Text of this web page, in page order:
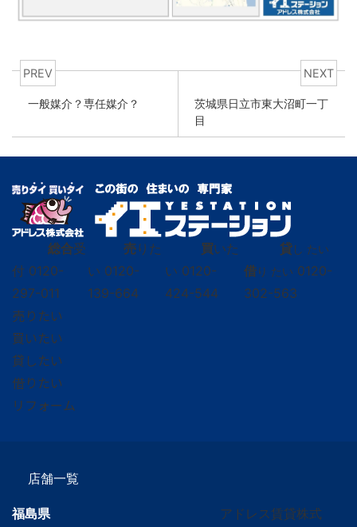
PREV
一般媒介？専任媒介？
NEXT
茨城県日立市東大沼町一丁
目
総合受
付 0120-
297-011
売りた
い 0120-
139-664
買いた
い 0120-
424-544
貸し たい
借り たい 0120-
302-563
売りたい
買いたい
貸したい
借りたい
リフォーム
店舗一覧
福島県
アドレス賃貸株式